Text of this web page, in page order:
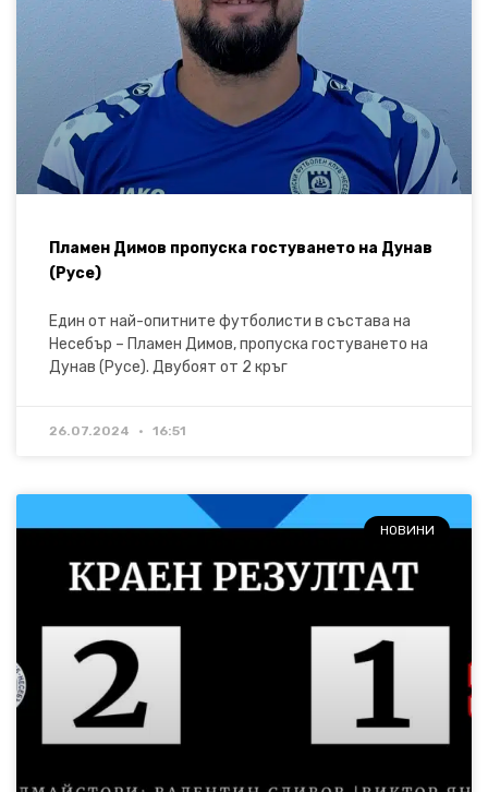
Пламен Димов пропуска гостуването на Дунав
(Русе)
Един от най-опитните футболисти в състава на
Несебър – Пламен Димов, пропуска гостуването на
Дунав (Русе). Двубоят от 2 кръг
26.07.2024 16:51
НОВИНИ